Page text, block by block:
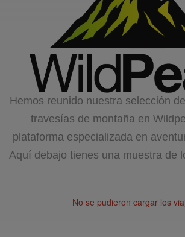
Hemos reunido nuestra selección
travesías de montaña en
plataforma especializada en
Aquí debajo tienes una muestra de
No se pudieron cargar los